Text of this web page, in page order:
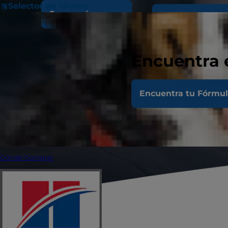
Selector de idioma
Encuentra tu
Dónde Comprar
Sepa qué esperar Ahorra en